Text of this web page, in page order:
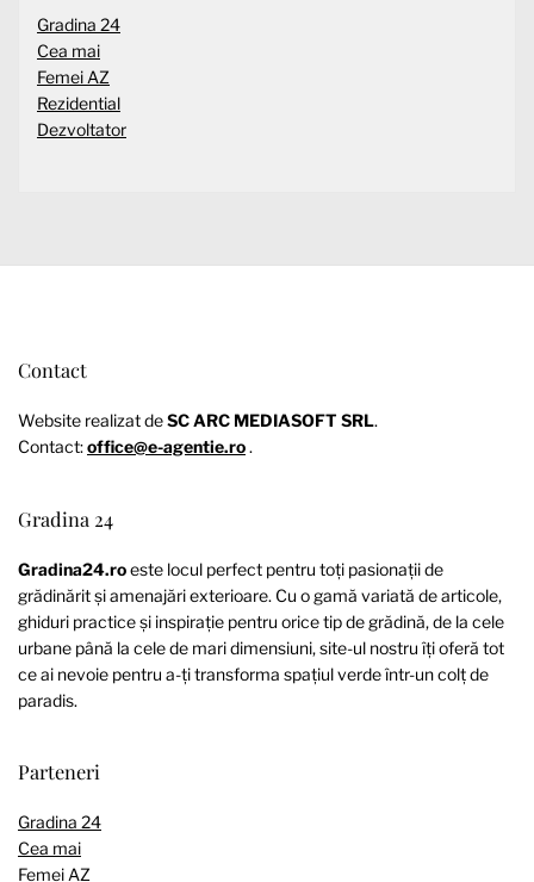
Gradina 24
Cea mai
Femei AZ
Rezidential
Dezvoltator
Contact
Website realizat deSC ARC MEDIASOFT SRL.
Contact:office@e-agentie.ro.
Gradina 24
Gradina24.roeste locul perfect pentru toți pasionații de
grădinărit și amenajări exterioare. Cu o gamă variată de articole,
ghiduri practice și inspirație pentru orice tip de grădină, de la cele
urbane până la cele de mari dimensiuni, site-ul nostru îți oferă tot
ce ai nevoie pentru a-ți transforma spațiul verde într-un colț de
paradis.
Parteneri
Gradina 24
Cea mai
Femei AZ